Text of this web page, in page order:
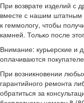
При возврате изделий с
вместе с нашим штатным
к геммологу, чтобы
камней. Только после
Внимание: курьерские и
оплачиваются
При возникновении
гарантийного ремонта
обратиться за